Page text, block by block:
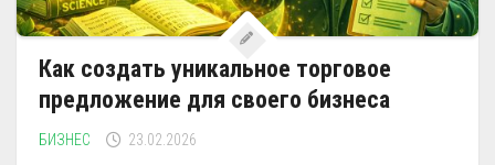
Как создать уникальное торговое
предложение для своего бизнеса
БИЗНЕС 23.02.2026